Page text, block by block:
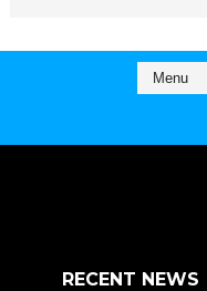
RECENT NEWS